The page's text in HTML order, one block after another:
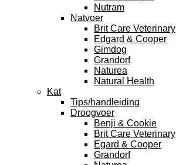
Nutram
Natvoer
Brit Care Veterinary
Edgard & Cooper
Gimdog
Grandorf
Naturea
Natural Health
Kat
Tips/handleiding
Droogvoer
Benji & Cookie
Brit Care Veterinary
Egard & Cooper
Grandorf